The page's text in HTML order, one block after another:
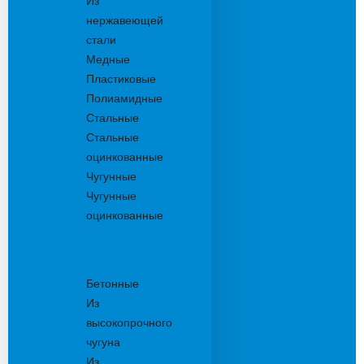
нержавеющей
стали
Медные
Пластиковые
Полиамидные
Стальные
Стальные
оцинкованные
Чугунные
Чугунные
оцинкованные
Бетонные
Из
высокопрочного
чугуна